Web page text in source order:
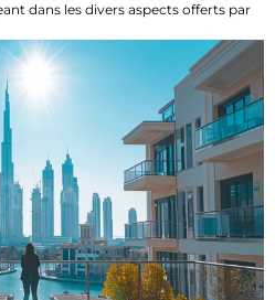
dans les divers aspects offerts par